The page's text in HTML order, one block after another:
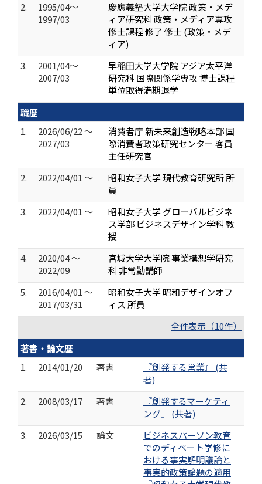
2.
1995/04～
1997/03
慶應義塾大学大学院 政策・メデ
ィア研究科 政策・メディア専攻
修士課程 修了 修士 (政策・メデ
ィア)
3.
2001/04～
2007/03
早稲田大学大学院 アジア太平洋
研究科 国際関係学専攻 博士課程
単位取得満期退学
職歴
1.
2026/06/22 ～
2027/03
消費者庁 新未来創造戦略本部 国
際消費者政策研究センター 客員
主任研究官
2.
2022/04/01 ～
昭和女子大学 現代教育研究所 所
員
3.
2022/04/01 ～
昭和女子大学 グローバルビジネ
ス学部 ビジネスデザイン学科 教
授
4.
2020/04 ～
2022/09
宮城大学大学院 事業構想学研究
科 非常勤講師
5.
2016/04/01 ～
2017/03/31
昭和女子大学 昭和デザインオフ
ィス 所員
全件表示（10件）
著書・論文歴
1.
2014/01/20 著書
『創発する営業』 (共
著)
2.
2008/03/17 著書
『創発するマーケティ
ング』 (共著)
3.
2026/03/15 論文
ビジネスパーソン教育
でのディベート学修に
おける事実解明議論と
事実的政策論題の適用